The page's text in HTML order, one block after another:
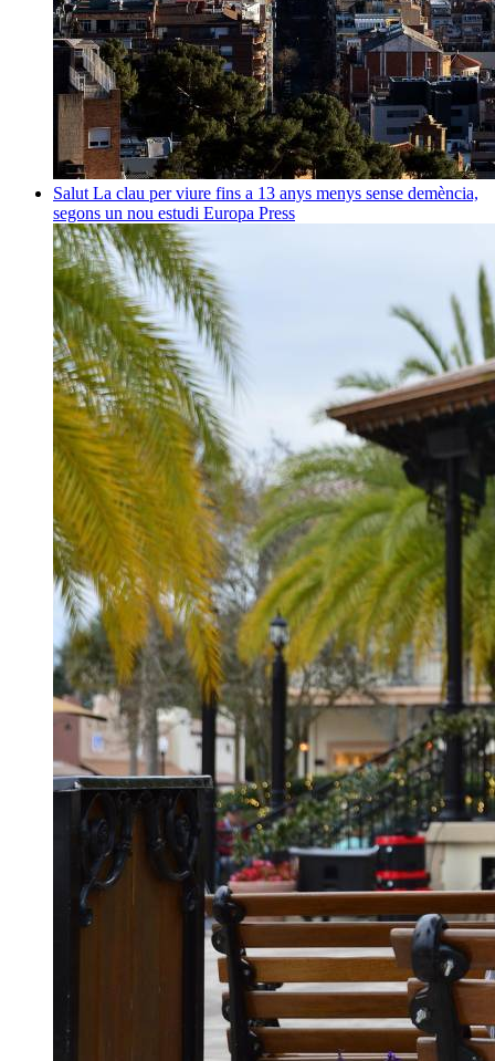
Salut La clau per viure fins a 13 anys menys sense demència,
segons un nou estudi Europa Press